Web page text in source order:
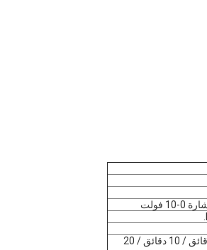
5 ثوان / 30 ثانية / 1 دقيقة / 3 دقائق / 5 دقائق / 10 دقائق / 20